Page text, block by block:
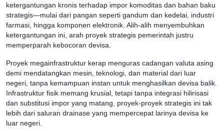
ketergantungan kronis terhadap impor komoditas dan bahan baku
strategis—mulai dari pangan seperti gandum dan kedelai, industri
farmasi, hingga komponen elektronik. Alih-alih menyembuhkan
ketergantungan ini, arah proyek strategis pemerintah justru
memperparah kebocoran devisa.
Proyek megainfrastruktur kerap menguras cadangan valuta asing
demi mendatangkan mesin, teknologi, dan material dari luar
negeri, tanpa kemampuan instan untuk menghasilkan devisa balik.
Infrastruktur fisik memang krusial, tetapi tanpa integrasi hilirisasi
dan substitusi impor yang matang, proyek-proyek strategis ini tak
lebih dari saluran drainase yang mempercepat larinya devisa ke
luar negeri.